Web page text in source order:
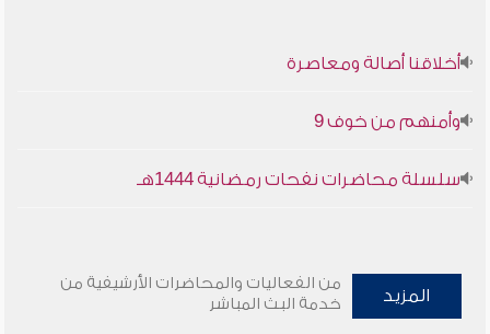
أخلاقنا أصالة ومعاصرة
وأمنهم من خوف 9
سلسلة محاضرات نفحات رمضانية 1444هـ
المزيد
من الفعاليات والمحاضرات الأرشيفية من
خدمة البث المباشر